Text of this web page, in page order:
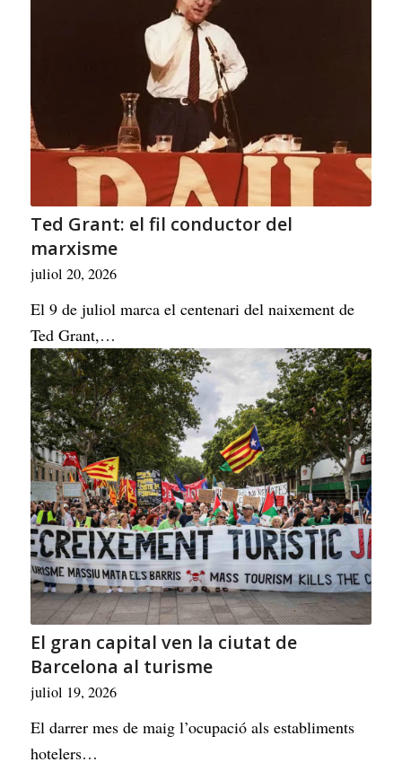
Ted Grant: el fil conductor del
marxisme
juliol 20, 2026
El 9 de juliol marca el centenari del naixement de
Ted Grant,…
El gran capital ven la ciutat de
Barcelona al turisme
juliol 19, 2026
El darrer mes de maig l’ocupació als establiments
hotelers…